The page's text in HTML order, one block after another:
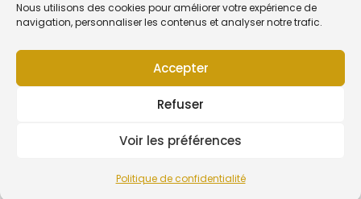
Nous utilisons des cookies pour améliorer votre expérience de
navigation, personnaliser les contenus et analyser notre trafic.
Accepter
Refuser
Voir les préférences
Politique de confidentialité